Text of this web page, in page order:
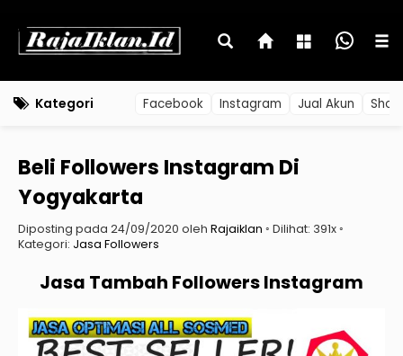
Kategori Facebook Instagram Jual Akun
Beli Followers Instagram Di
Yogyakarta
Diposting pada 24/09/2020 oleh Rajaiklan ◦ Dilihat: 391x ◦
Kategori: Jasa Followers
Jasa Tambah Followers Instagram